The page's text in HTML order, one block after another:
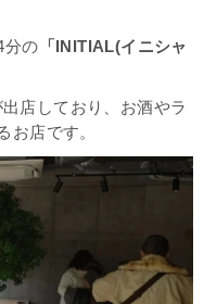
分の 「INITIAL(イニシャ
店しており、お酒やラ
お店です。